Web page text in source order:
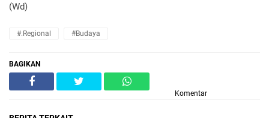
(Wd)
#.Regional #Budaya
BAGIKAN
Komentar